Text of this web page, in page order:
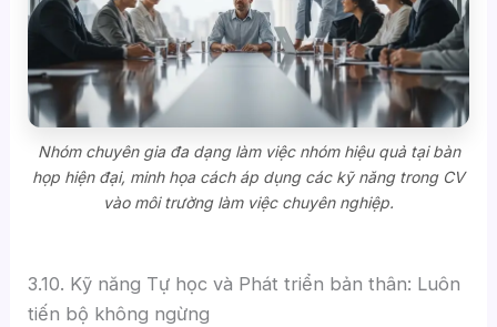
Nhóm chuyên gia đa dạng làm việc nhóm hiệu quả tại bàn
họp hiện đại, minh họa cách áp dụng các kỹ năng trong CV
vào môi trường làm việc chuyên nghiệp.
3.10. Kỹ năng Tự học và Phát triển bản thân: Luôn
tiến bộ không ngừng